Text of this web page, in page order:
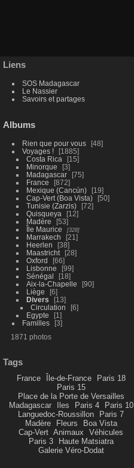
Liens
SOS Madagascar
Le Nassier
Savoirs et partages
Albums
Rien que pour vous
48
Voyages !
1885
Costa Rica
15
Minorque
3
Madagascar
75
France
872
Mexique (Cancún)
19
Cap-Vert (Boa Vista)
50
Tunisie (Zarzis)
72
Quisqueya
12
Madère
53
Île Maurice
328
Marrakech
21
Heerlen
38
Maastricht
28
Oxford
66
Lisbonne
99
Sénégal
18
Aix-la-Chapelle
90
Liège
6
Divers
13
Circulation
6
Egypte
1
Familles
3
1871 photos
Tags
France Île-de-France
Paris 18
Paris 15
Place de la Porte de Versailles
Madagascar
Iles Paris 4
Paris 10
Languedoc-Roussillon
Paris 7
Madère
Fleurs
Boa Vista
Cap-Vert Animaux
Véhicules
Paris 3
Haute Matsiatra
Galerie Véro-Dodat